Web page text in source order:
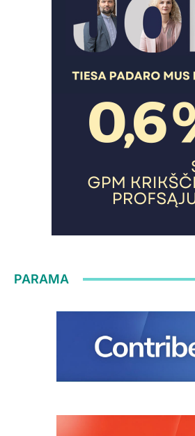
PARAMA